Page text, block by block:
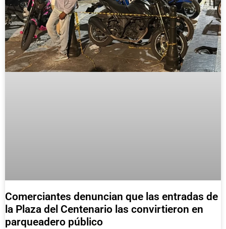
Comerciantes denuncian que las entradas de
la Plaza del Centenario las convirtieron en
parqueadero público